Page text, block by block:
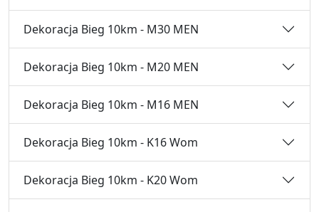
Dekoracja Bieg 10km - M30 MEN
Dekoracja Bieg 10km - M20 MEN
Dekoracja Bieg 10km - M16 MEN
Dekoracja Bieg 10km - K16 Wom
Dekoracja Bieg 10km - K20 Wom